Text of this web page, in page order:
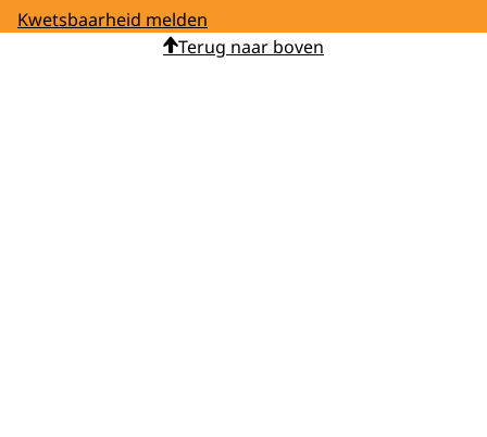
Kwetsbaarheid melden
Terug naar boven